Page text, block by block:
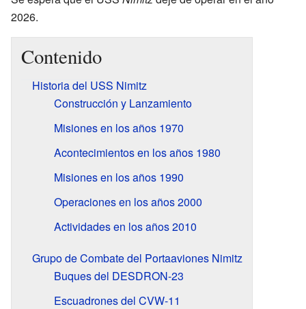
2026.
Contenido
Historia del USS Nimitz
Construcción y Lanzamiento
Misiones en los años 1970
Acontecimientos en los años 1980
Misiones en los años 1990
Operaciones en los años 2000
Actividades en los años 2010
Grupo de Combate del Portaaviones Nimitz
Buques del DESDRON-23
Escuadrones del CVW-11